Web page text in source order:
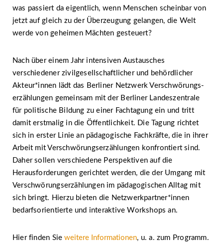
was passiert da eigentlich, wenn Menschen scheinbar von
jetzt auf gleich zu der Überzeugung gelangen, die Welt
werde von geheimen Mächten gesteuert?
Nach über einem Jahr intensiven Austausches
verschiedener zivilgesellschaftlicher und behördlicher
Akteur*innen lädt das Berliner Netzwerk Verschwörungs­
erzählungen gemeinsam mit der Berliner Landeszentrale
für politische Bildung zu einer Fachtagung ein und tritt
damit erstmalig in die Öffentlichkeit. Die Tagung richtet
sich in erster Linie an pädagogische Fachkräfte, die in ihrer
Arbeit mit Verschwörungs­erzählungen konfrontiert sind.
Daher sollen verschiedene Perspektiven auf die
Herausforderungen gerichtet werden, die der Umgang mit
Verschwörungserzählungen im pädagogischen Alltag mit
sich bringt. Hierzu bieten die Netzwerkpartner*innen
bedarfs­orientierte und interaktive Workshops an.
Hier finden Sieweitere Informationen, u. a. zum Programm.